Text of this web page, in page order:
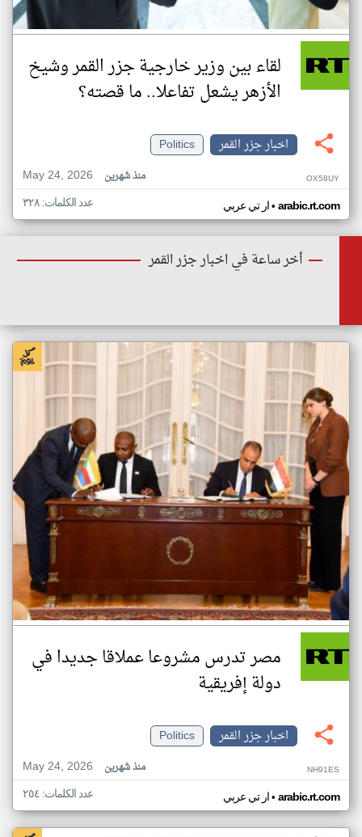
لقاء بين وزير خارجية جزر القمر وشيخ
الأزهر يشعل تفاعلا.. ما قصته؟
اخبار جزر القمر
Politics
May 24, 2026
منذ شهرين OX58UY
ار تي عربي• arabic.rt.com عدد الكلمات: ٣٢٨
أخر ساعة في اخبار جزر القمر
مصر تدرس مشروعا عملاقا جديدا في
دولة إفريقية
اخبار جزر القمر
Politics
May 24, 2026
منذ شهرين NH91ES
ار تي عربي• arabic.rt.com عدد الكلمات: ٢٥٤